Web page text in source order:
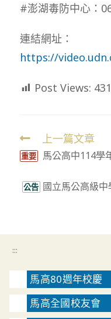
#澎湖毒防中心：
連結網址：
https://
Post Views: 431
Read
more
上一篇文章
重要 馬公高中114學
公告 國立馬公高級
:::
馬高80週年校慶
馬高全國校友會